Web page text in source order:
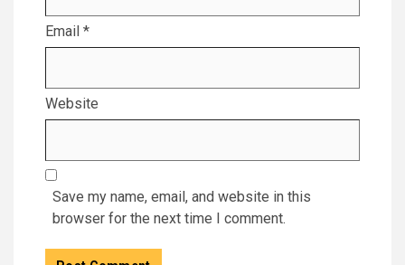
Email *
Website
Save my name, email, and website in this
browser for the next time I comment.